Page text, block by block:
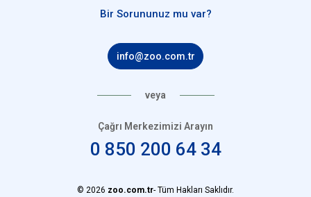
Bir Sorununuz mu var?
info@zoo.com.tr
veya
Çağrı Merkezimizi Arayın
0 850 200 64 34
© 2026 zoo.com.tr- Tüm Hakları Saklıdır.